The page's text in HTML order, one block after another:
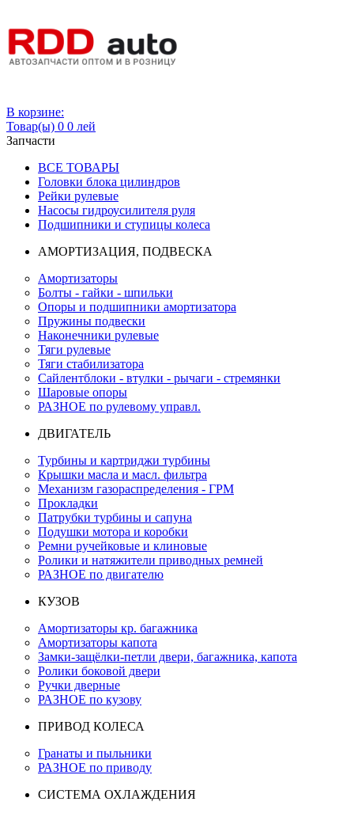
В корзине:
Товар(ы) 0 0 лей
Запчасти
ВСЕ ТОВАРЫ
Головки блока цилиндров
Рейки рулевые
Насосы гидроусилителя руля
Подшипники и ступицы колеса
АМОРТИЗАЦИЯ, ПОДВЕСКА
Амортизаторы
Болты - гайки - шпильки
Опоры и подшипники амортизатора
Пружины подвески
Наконечники рулевые
Тяги рулевые
Тяги стабилизатора
Сайлентблоки - втулки - рычаги - стремянки
Шаровые опоры
РАЗНОЕ по рулевому управл.
ДВИГАТЕЛЬ
Турбины и картриджи турбины
Крышки масла и масл. фильтра
Механизм газораспределения - ГРМ
Прокладки
Патрубки турбины и сапуна
Подушки мотора и коробки
Ремни ручейковые и клиновые
Ролики и натяжители приводных ремней
РАЗНОЕ по двигателю
КУЗОВ
Амортизаторы кр. багажника
Амортизаторы капота
Замки-защёлки-петли двери, багажника, капота
Ролики боковой двери
Ручки дверные
РАЗНОЕ по кузову
ПРИВОД КОЛЕСА
Гранаты и пыльники
РАЗНОЕ по приводу
СИСТЕМА ОХЛАЖДЕНИЯ